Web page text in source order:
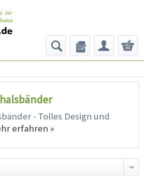
- Tolles Design und
erfahren »